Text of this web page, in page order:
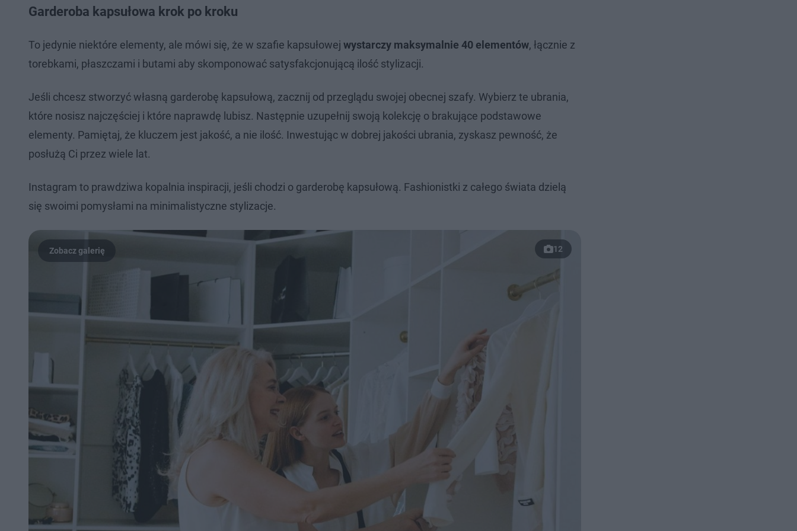
Garderoba kapsułowa krok po kroku
To jedynie niektóre elementy, ale mówi się, że w szafie kapsułowej wystarczy maksymalnie 40 elementów, łącznie z
torebkami, płaszczami i butami aby skomponować satysfakcjonującą ilość stylizacji.
Jeśli chcesz stworzyć własną garderobę kapsułową, zacznij od przeglądu swojej obecnej szafy. Wybierz te ubrania,
które nosisz najczęściej i które naprawdę lubisz. Następnie uzupełnij swoją kolekcję o brakujące podstawowe
elementy. Pamiętaj, że kluczem jest jakość, a nie ilość. Inwestując w dobrej jakości ubrania, zyskasz pewność, że
posłużą Ci przez wiele lat.
Instagram to prawdziwa kopalnia inspiracji, jeśli chodzi o garderobę kapsułową. Fashionistki z całego świata dzielą
się swoimi pomysłami na minimalistyczne stylizacje.
12